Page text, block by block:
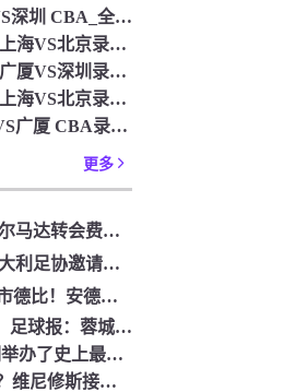
2026年05月23日 广厦VS深圳 CBA_全场录像【视频
2026年05月22日_CBA 上海VS北京录像_全场录像【
2026年05月21日_CBA 广厦VS深圳录像_全场录像【
2026年05月20日_CBA 上海VS北京录像_全场录像【
2026年05月18日_深圳VS广厦 CBA录像_全场录像【
更多
[你怎么看？]记者：阿尔马达转会费固定金额约2300万欧，外
[精彩资讯]斯基拉：意大利足协邀请布冯担任国家队领队，但遭到
【值得一看】第4轮曼市德比！安德森：从我知道曼市，曼城就是这
【精彩资讯】7月不胜！足球报：蓉城双冠王梦碎，近期成绩下滑要
【足球】特朗普：我们举办了史上最成功的一届世界杯
[体育视频]卧槽你是谁？维尼修斯接受下巴轮廓医美塑形，突然变